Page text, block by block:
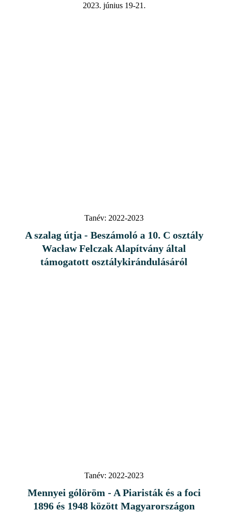
2023. június 19-21.
Tanév: 2022-2023
A szalag útja - Beszámoló a 10. C osztály
Wacław Felczak Alapítvány által
támogatott osztálykirándulásáról
Tanév: 2022-2023
Mennyei gólöröm - A Piaristák és a foci
1896 és 1948 között Magyarországon